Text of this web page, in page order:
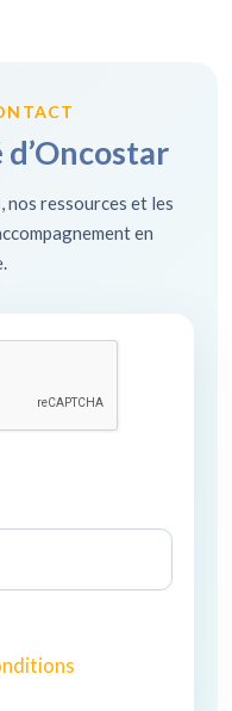
nos ressources et les
en